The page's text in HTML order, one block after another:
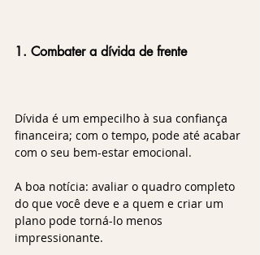
1. Combater a dívida de frente
Dívida é um empecilho à sua confiança
financeira; com o tempo, pode até acabar
com o seu bem-estar emocional.
A boa notícia: avaliar o quadro completo
do que você deve e a quem e criar um
plano pode torná-lo menos
impressionante.